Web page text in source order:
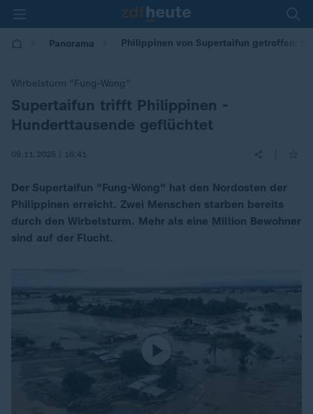
Panorama Philippinen von Supertaifun getroffen:
Wirbelsturm "Fung-Wong"
:
Supertaifun trifft Philippinen -
Hunderttausende geflüchtet
09.11.2025 | 16:41
Der Supertaifun "Fung-Wong" hat den Nordosten der
Philippinen erreicht. Zwei Menschen starben bereits
durch den Wirbelsturm. Mehr als eine Million Bewohner
sind auf der Flucht.